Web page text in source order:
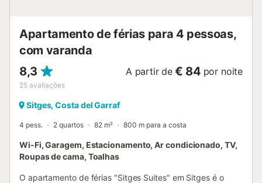
Apartamento de férias para 4 pessoas,
com varanda
8,3
25 avaliações
A partir de € 84 por noite
Sitges, Costa del Garraf
4 pess. 2 quartos 82 m² 800 m para a costa
Wi-Fi, Garagem, Estacionamento, Ar condicionado, TV,
Roupas de cama, Toalhas
O apartamento de férias "Sitges Suites" em Sitges é o